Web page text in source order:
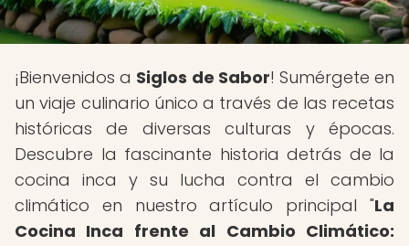
¡Bienvenidos a Siglos de Sabor! Sumérgete en
un viaje culinario único a través de las recetas
históricas de diversas culturas y épocas.
Descubre la fascinante historia detrás de la
cocina inca y su lucha contra el cambio
climático en nuestro artículo principal "La
Cocina Inca frente al Cambio Climático: